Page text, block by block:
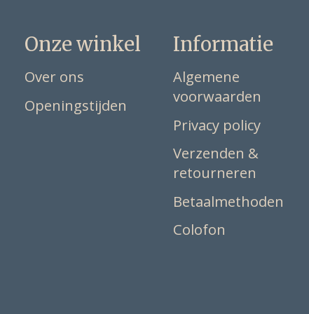
Onze winkel
Over ons
Openingstijden
Informatie
Algemene
voorwaarden
Privacy policy
Verzenden &
retourneren
Betaalmethoden
Colofon